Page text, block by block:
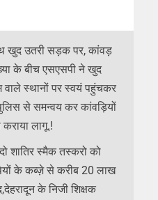
खुद उतरी सड़क पर, कांवड़
के बीच एसएसपी ने खुद
वाले स्थानों पर स्वयं पहुंचकर
से समन्वय कर कांवड़ियों
लागू.!
शातिर स्मैक तस्करो को
के कब्ज़े से करीब 20 लाख
के निजी शिक्षक